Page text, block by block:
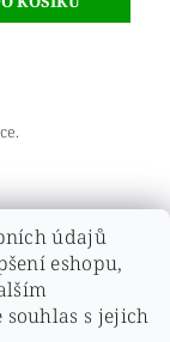
hodnocení
údajů
eshopu,
s jejich